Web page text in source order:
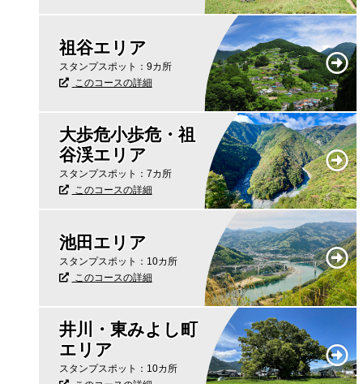
祖谷エリア
スタンプスポット：9カ所
このコースの詳細
大歩危小歩危・祖
谷渓エリア
スタンプスポット：7カ所
このコースの詳細
池田エリア
スタンプスポット：10カ所
このコースの詳細
井川・東みよし町
エリア
スタンプスポット：10カ所